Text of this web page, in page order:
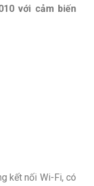
với cảm biến
kết nối Wi-Fi, có